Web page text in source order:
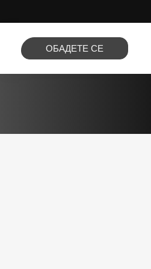
ОБАДЕТЕ СЕ